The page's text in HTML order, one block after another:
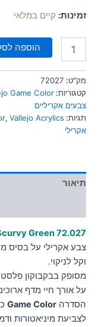
זמינות: קיים במלאי
הוספה
מק"ט: 72027
קטגוריות: Game Color
צבעים אקריליים
תגיות:
, Vallejo Acrylics
אקרילי
תיאור
Green72.027
צבע אקרילי על בסיס
וקל לניקוי.
מסופק בבקבוקון
על אורך חיי מדף
הסדרה Game Color
לצביעת מיניאטורות